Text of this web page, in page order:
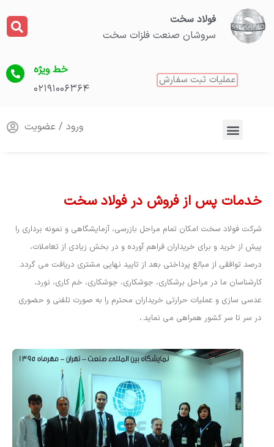
فولاد سخت
سروشان صنعت فلزات سخت
عملیات ثبت سفارش
خط ویژه
۰۲۱۹۱۰۰۶۳۶۴
ورود / عضویت
خدمات پس از فروش در فولاد سخت
شرکت فولاد سخت امکان تمام مراحل بازرسی، آزمایشگاهی و نمونه برداری را
پیش از خرید و برای خریداران فراهم آورده و در بخش زیادی از تعاملات،
درصد توافقی از مبالغ پرداختی بعد از تایید نهایی مشتری دریافت می گردد.
کارشناسان ما در مراحل برشکاری، جوشکاری، جوشکاری، خم کاری، نورد،
عدسی سازی و عملیات حرارتی خریداران محترم را به صورت تلفنی و حضوری
در سر تا سر کشور همراهی می نماید.،